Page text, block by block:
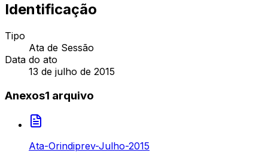
Identificação
Tipo
Ata de Sessão
Data do ato
13 de julho de 2015
Anexos1 arquivo
Ata-Orindiprev-Julho-2015